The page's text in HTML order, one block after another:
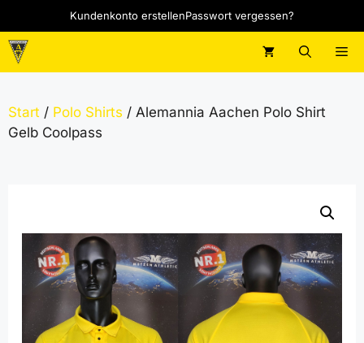
Inhalt
springen
Kundenkonto erstellenPasswort vergessen?
Start / Polo Shirts / Alemannia Aachen Polo Shirt
Gelb Coolpass